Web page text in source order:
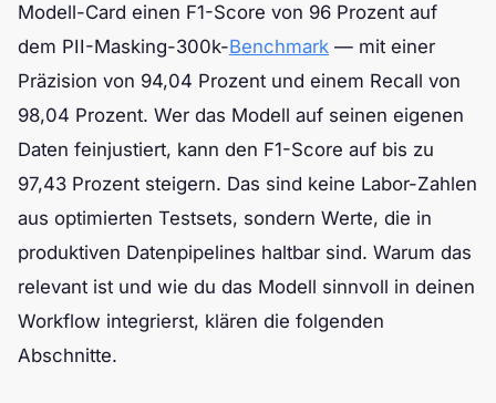
Modell-Card einen F1-Score von 96 Prozent auf
dem PII-Masking-300k-Benchmark — mit einer
Präzision von 94,04 Prozent und einem Recall von
98,04 Prozent. Wer das Modell auf seinen eigenen
Daten feinjustiert, kann den F1-Score auf bis zu
97,43 Prozent steigern. Das sind keine Labor-Zahlen
aus optimierten Testsets, sondern Werte, die in
produktiven Datenpipelines haltbar sind. Warum das
relevant ist und wie du das Modell sinnvoll in deinen
Workflow integrierst, klären die folgenden
Abschnitte.